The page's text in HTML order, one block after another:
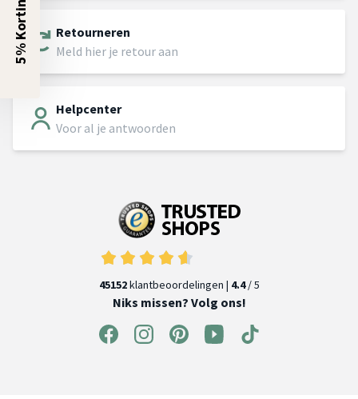
Retourneren
Meld hier je retour aan
Helpcenter
Voor al je antwoorden
45152klantbeoordelingen | 4.4/ 5
Niks missen? Volg ons!
5% Korting?